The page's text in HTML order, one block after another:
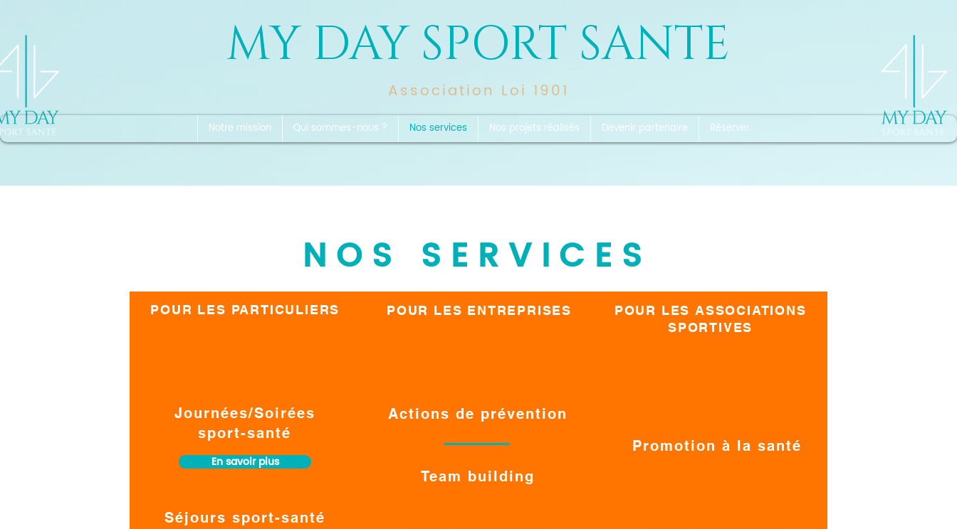
MY DAY SPORT SANTE
Association Loi 1901
Notre mission Qui sommes-nous ? Nos services Nos projets réalisés Devenir partenaire Réserver
NOS SERVICES
POUR LES PARTICULIERS
Journées/Soirées
sport-santé
En savoir plus
Séjours sport-santé
POUR LES ENTREPRISES
Actions de prévention
Team building
POUR LES ASSOCIATIONS
SPORTIVES
Promotion à la santé